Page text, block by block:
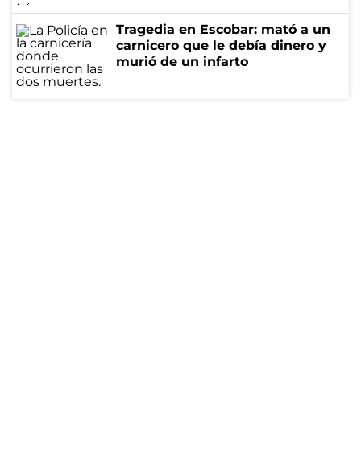
Tragedia en Escobar: mató a un
carnicero que le debía dinero y
murió de un infarto